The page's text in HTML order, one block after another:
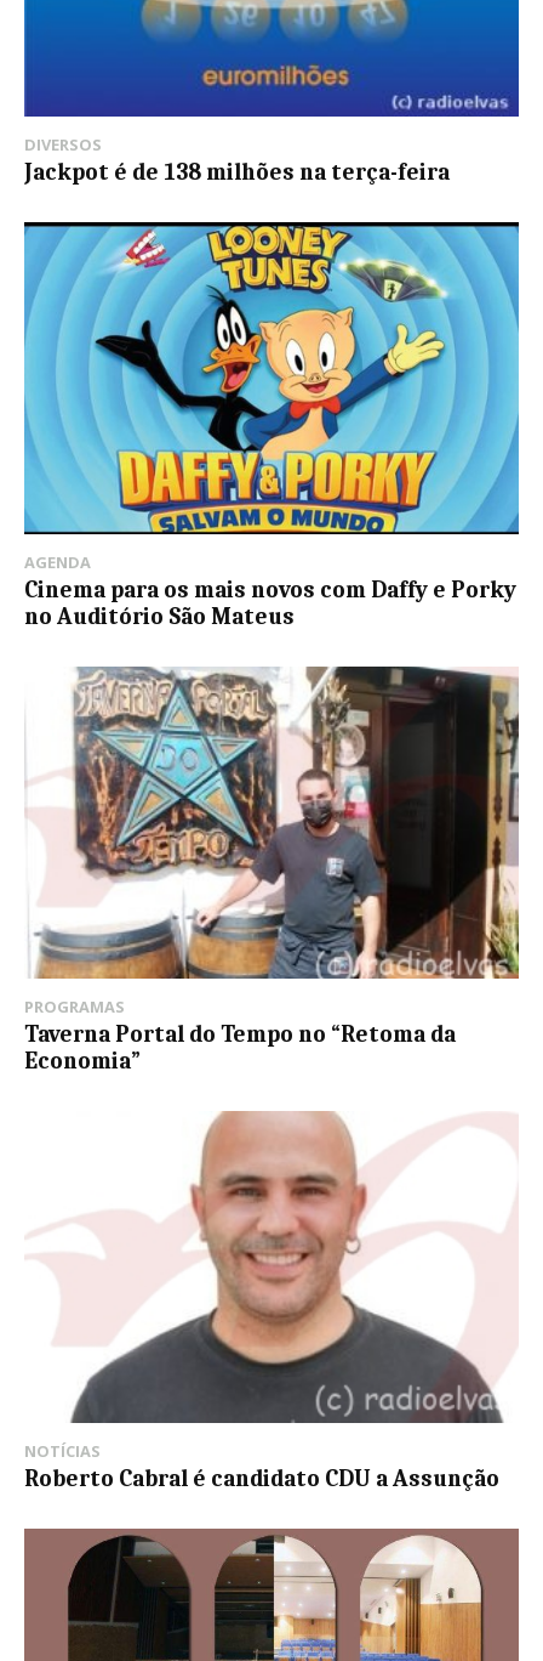
DIVERSOS
Jackpot é de 138 milhões na terça-feira
AGENDA
Cinema para os mais novos com Daffy e Porky
no Auditório São Mateus
PROGRAMAS
Taverna Portal do Tempo no “Retoma da
Economia”
NOTÍCIAS
Roberto Cabral é candidato CDU a Assunção